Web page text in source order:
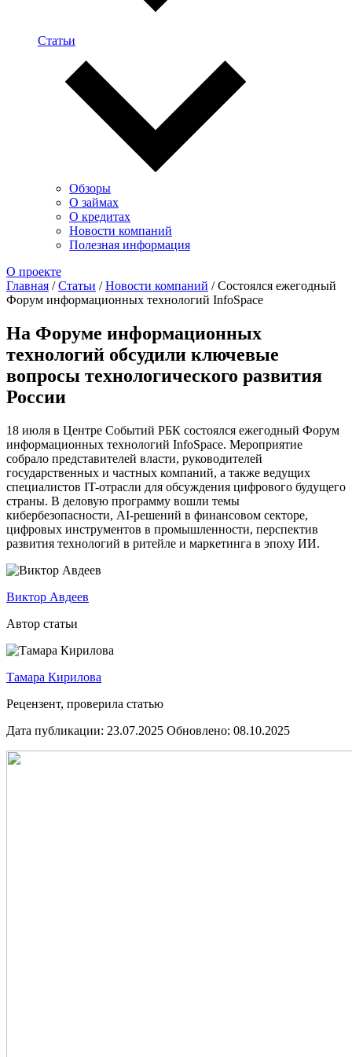
Статьи
Обзоры
О займах
О кредитах
Новости компаний
Полезная информация
О проекте
Главная /Статьи /Новости компаний /Состоялся ежегодный
Форум информационных технологий InfoSpace
На Форуме информационных
технологий обсудили ключевые
вопросы технологического развития
России
18 июля в Центре Событий РБК состоялся ежегодный Форум
информационных технологий InfoSpace. Мероприятие
собрало представителей власти, руководителей
государственных и частных компаний, а также ведущих
специалистов IT-отрасли для обсуждения цифрового будущего
страны. В деловую программу вошли темы
кибербезопасности, AI-решений в финансовом секторе,
цифровых инструментов в промышленности, перспектив
развития технологий в ритейле и маркетинга в эпоху ИИ.
Виктор Авдеев
Автор статьи
Тамара Кирилова
Рецензент, проверила статью
Дата публикации: 23.07.2025 Обновлено: 08.10.2025